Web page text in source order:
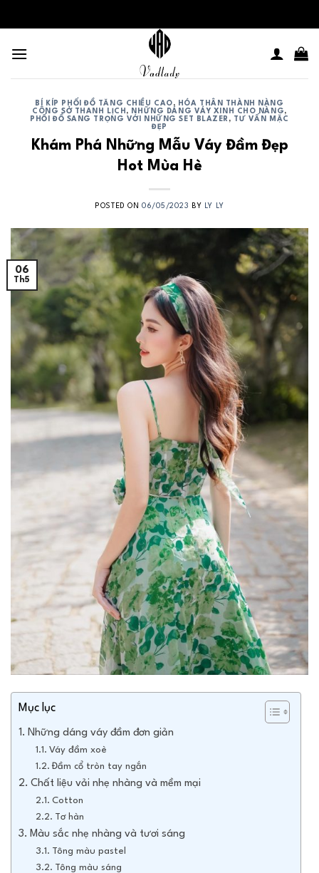
to
BÍ KÍP PHỐI ĐỒ TĂNG CHIỀU CAO , HÓA THÂN THÀNH NÀNG
CÔNG SỞ THANH LỊCH , NHỮNG DÁNG VÁY XINH CHO NÀNG ,
PHỐI ĐỒ SANG TRỌNG VỚI NHỮNG SET BLAZER , TƯ VẤN MẶC
ĐẸP
Khám Phá Những Mẫu Váy Đầm Đẹp
Hot Mùa Hè
POSTED ON 06/05/2023 BY LY LY
06
Th5
Mục lục
Những dáng váy đầm đơn giản
Váy đầm xoè
Đầm cổ tròn tay ngắn
Chất liệu vải nhẹ nhàng và mềm mại
Cotton
Tơ hàn
Màu sắc nhẹ nhàng và tươi sáng
Tông màu pastel
Tông màu sáng